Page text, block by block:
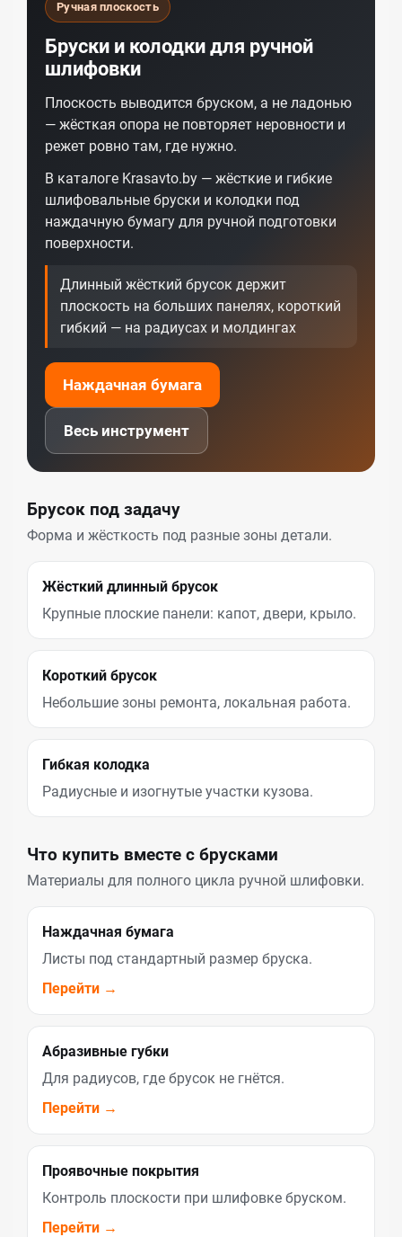
Ручная плоскость
Бруски и колодки для ручной
шлифовки
Плоскость выводится бруском, а не ладонью
— жёсткая опора не повторяет неровности и
режет ровно там, где нужно.
В каталоге Krasavto.by — жёсткие и гибкие
шлифовальные бруски и колодки под
наждачную бумагу для ручной подготовки
поверхности.
Длинный жёсткий брусок держит
плоскость на больших панелях, короткий
гибкий — на радиусах и молдингах
Наждачная бумага
Весь инструмент
Брусок под задачу
Форма и жёсткость под разные зоны детали.
Жёсткий длинный брусок
Крупные плоские панели: капот, двери, крыло.
Короткий брусок
Небольшие зоны ремонта, локальная работа.
Гибкая колодка
Радиусные и изогнутые участки кузова.
Что купить вместе с брусками
Материалы для полного цикла ручной шлифовки.
Наждачная бумага
Листы под стандартный размер бруска.
Перейти →
Абразивные губки
Для радиусов, где брусок не гнётся.
Перейти →
Проявочные покрытия
Контроль плоскости при шлифовке бруском.
Перейти →